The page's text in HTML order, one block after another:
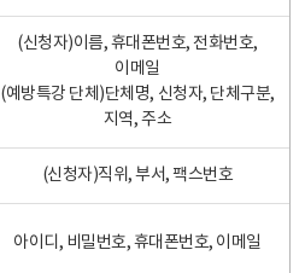
(신청자)이름, 휴대폰번호, 전화번호,
이메일
(예방특강 단체)단체명, 신청자, 단체구분,
지역, 주소
(신청자)직위, 부서, 팩스번호
아이디, 비밀번호, 휴대폰번호, 이메일